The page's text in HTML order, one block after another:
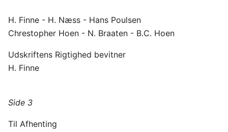
H. Finne - H. Næss - Hans Poulsen
Chrestopher Hoen - N. Braaten - B.C. Hoen
Udskriftens Rigtighed bevitner
H. Finne
Side 3
Til Afhenting